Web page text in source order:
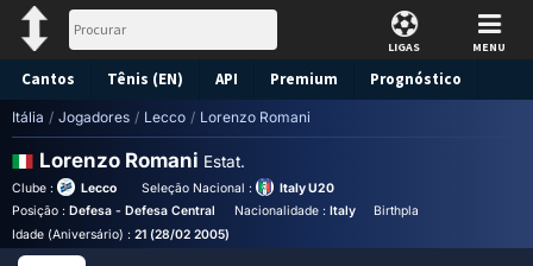
LIGAS MENU
Cantos Tênis (EN) API Premium Prognóstico
Itália / Jogadores / Lecco / Lorenzo Romani
Lorenzo Romani Estat.
Clube : Lecco Seleção Nacional :
Italy U20
Posição : Defesa - Defesa Central Nacionalidade : Italy Birthplace :
Idade (Aniversário) : 21 (28/02 2005)